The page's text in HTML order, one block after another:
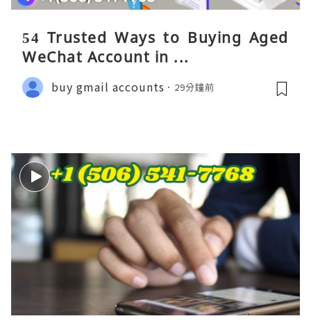
54 Trusted Ways to Buying Aged
WeChat Account in ...
buy gmail accounts 29分鐘前